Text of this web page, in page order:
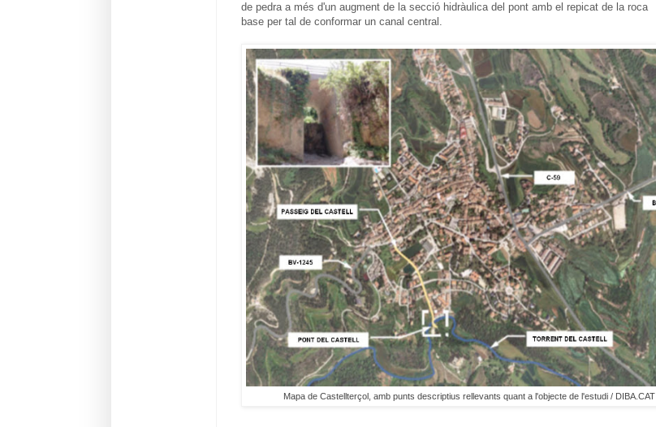
de pedra a més d'un augment de la secció hidràulica del pont amb el repicat de la roca
base per tal de conformar un canal central.
Mapa de Castellterçol, amb punts descriptius rellevants quant a l'objecte de l'estudi / DIBA.CAT